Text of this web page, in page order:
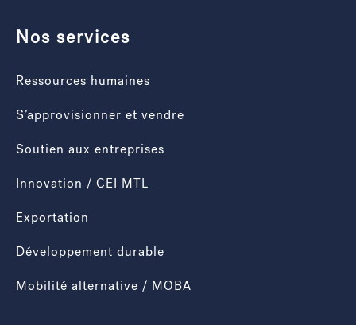
Nos services
Ressources humaines
S’approvisionner et vendre
Soutien aux entreprises
Innovation / CEI MTL
Exportation
Développement durable
Mobilité alternative / MOBA